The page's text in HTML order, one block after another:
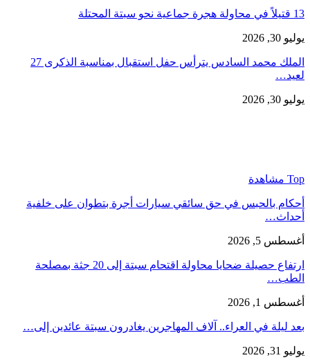
13 قتيلاً في محاولة هجرة جماعية نحو سبتة المحتلة
يوليو 30, 2026
الملك محمد السادس يترأس حفل استقبال بمناسبة الذكرى 27
لعيد…
يوليو 30, 2026
Top مشاهدة
أحكام بالحبس في حق سائقي سيارات أجرة بتطوان على خلفية
أحداث…
أغسطس 5, 2026
ارتفاع حصيلة ضحايا محاولة اقتحام سبتة إلى 20 جثة بمصلحة
الطب…
أغسطس 1, 2026
بعد ليلة في العراء.. آلاف المهاجرين يغادرون سبتة عائدين إلى…
يوليو 31, 2026